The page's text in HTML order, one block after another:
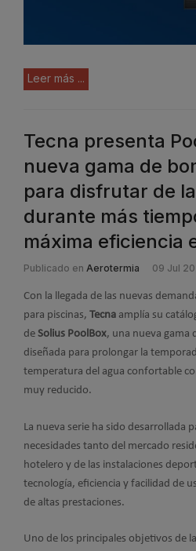
Leer más ...
Tecna presenta
nueva gama de
para disfrutar de
durante más
máxima eficiencia
Publicado en Aerotermia 09 Jul
Con la llegada de las nuevas
para piscinas, Tecna amplía su
de Solius PoolBox, una nueva gama
diseñada para prolongar la
temperatura del agua confortable
muy reducido.
La nueva serie ha sido desarrollada
necesidades tanto del mercado
hotelero y de las instalaciones
tecnología, eficiencia y facilidad de
de altas prestaciones.
Uno de los principales objetivos de